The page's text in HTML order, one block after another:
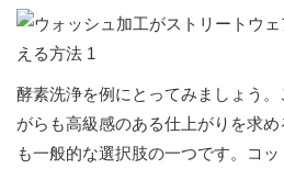
酵素洗浄を例にとってみましょう
がらも高級感のある仕上がりを求
も一般的な選択肢の一つです。コ